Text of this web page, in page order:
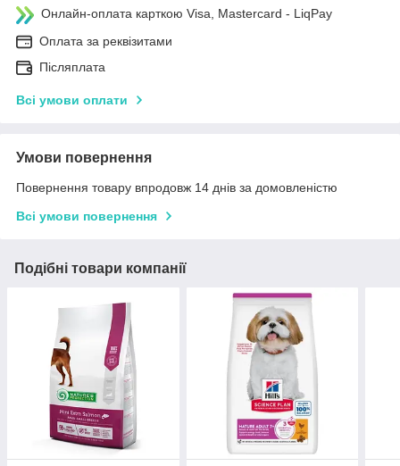
Онлайн-оплата карткою Visa, Mastercard - LiqPay
Оплата за реквізитами
Післяплата
Всі умови оплати
Умови повернення
Повернення товару впродовж 14 днів за домовленістю
Всі умови повернення
Подібні товари компанії